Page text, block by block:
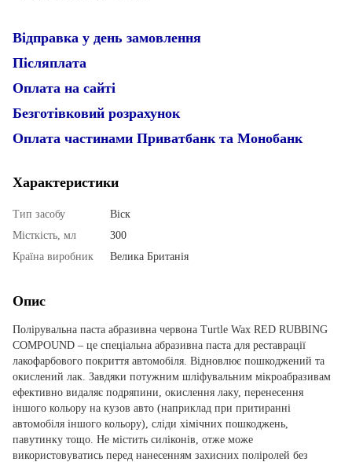
Відправка у день замовлення
Післяплата
Оплата на сайті
Безготівковий розрахунок
Оплата частинами Приватбанк та Монобанк
Характеристики
Тип засобу
Віск
Місткість, мл
300
Країна виробник
Велика Британія
Опис
Полірувальна паста абразивна червона Turtle Wax RED RUBBING
COMPOUND – це спеціальна абразивна паста для реставрації
лакофарбового покриття автомобіля. Відновлює пошкоджений та
окислений лак. Завдяки потужним шліфувальним мікроабразивам
ефективно видаляє подряпини, окислення лаку, перенесення
іншого кольору на кузов авто (наприклад при притиранні
автомобіля іншого кольору), сліди хімічних пошкоджень,
павутинку тощо. Не містить силіконів, отже може
використовуватись перед нанесенням захисних поліролей без